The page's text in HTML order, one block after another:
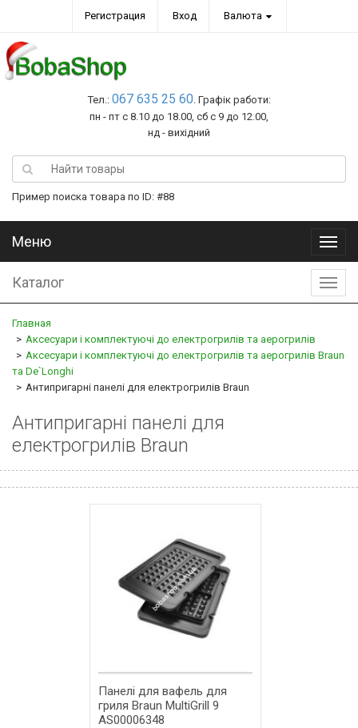
Регистрация Вход Валюта
Тел.: 067 635 25 60. Графік работи:
пн - пт с 8.10 до 18.00, сб с 9 до 12.00,
нд - вихідний
Пример поиска товара по ID: #88
Меню
Меню
Каталог
Главная
Аксесуари і комплектуючі до електрогрилів та аерогрилів
Аксесуари і комплектуючі до електрогрилів та аерогрилів Braun
та De`Longhi
Антипригарні панелі для електрогрилів Braun
Антипригарні панелі для
електрогрилів Braun
​Панелі для вафель для
гриля Braun MultiGrill 9
AS00006348